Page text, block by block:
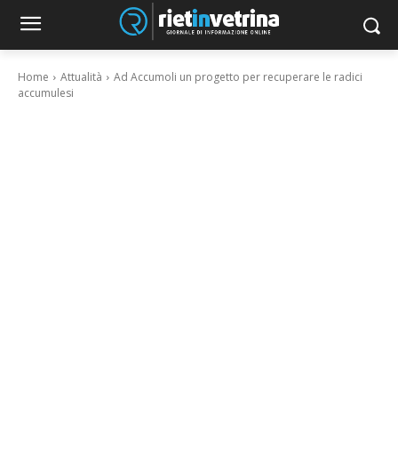
Home Attualità
Ad Accumoli un progetto per recuperare le radici
accumulesi